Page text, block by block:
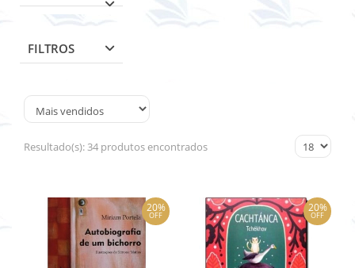
FILTROS
Resultado(s):34 produtos encontrados
20%
OFF
20%
OFF